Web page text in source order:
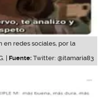
en redes sociales, por la
| Fuente: Twitter: @itamaria83